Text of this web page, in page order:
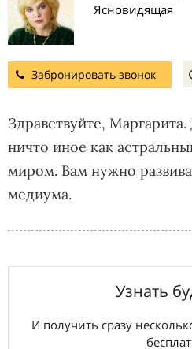
Ясновидящая
Забронировать звонок
Здравствуйте,
ничто иное как
миром. Вам нужно
медиума.
Узнать
И получить сразу